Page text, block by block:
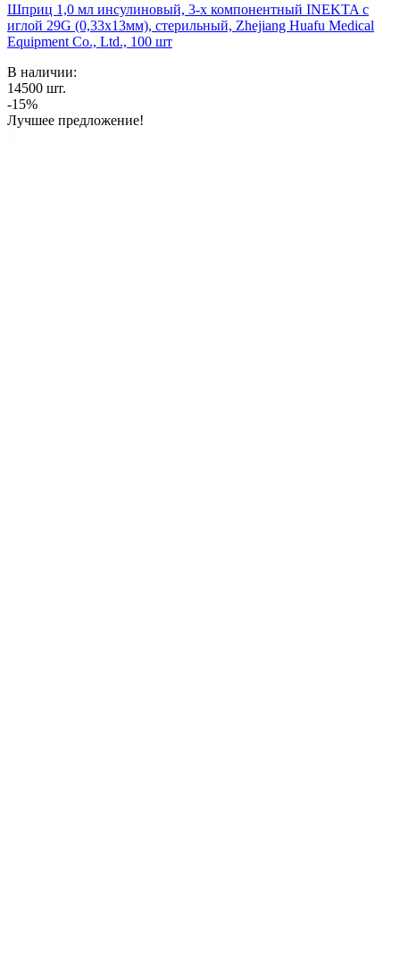
Шприц 1,0 мл инсулиновый, 3-х компонентный INEKTA с
иглой 29G (0,33x13мм), стерильный, Zhejiang Huafu Medical
Equipment Co., Ltd., 100 шт
В наличии:
14500 шт.
-15%
Лучшее предложение!